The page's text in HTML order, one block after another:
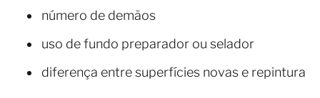
número de demãos
uso de fundo preparador ou selador
diferença entre superfícies novas e repintura